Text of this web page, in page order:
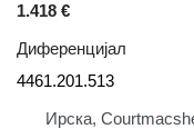
1.418 €
Диференцијал
4461.201.513
Ирска,